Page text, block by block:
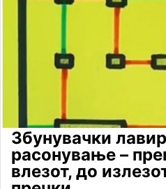
Збунувачки
расонување –
влезот, до